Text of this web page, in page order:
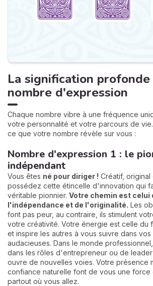
La signification profonde
nombre d'expression
Chaque nombre vibre à une fréquence
votre personnalité et votre parcours de
ce que votre nombre révèle sur vous :
Nombre d'expression 1 : le
indépendant
Vous êtes né pour diriger ! Créatif,
possédez cette étincelle d'innovation qui
véritable pionnier. Votre chemin est celui
l'indépendance et de l'originalité. Les
font pas peur, au contraire, ils stimulent
votre créativité. Votre énergie est celle du
et inspire les autres à vous suivre dans vos
audacieuses. Dans le monde
dans les rôles d'entrepreneur ou de
ouvre de nouvelles voies. Votre présence
confiance naturelle font de vous une force
partout où vous allez.